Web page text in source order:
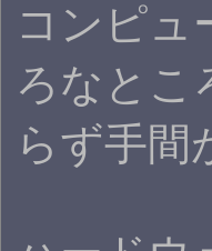
コンピュ
ろなとこ
らず手間